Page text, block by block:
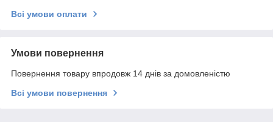
Всі умови оплати
Умови повернення
Повернення товару впродовж 14 днів за домовленістю
Всі умови повернення